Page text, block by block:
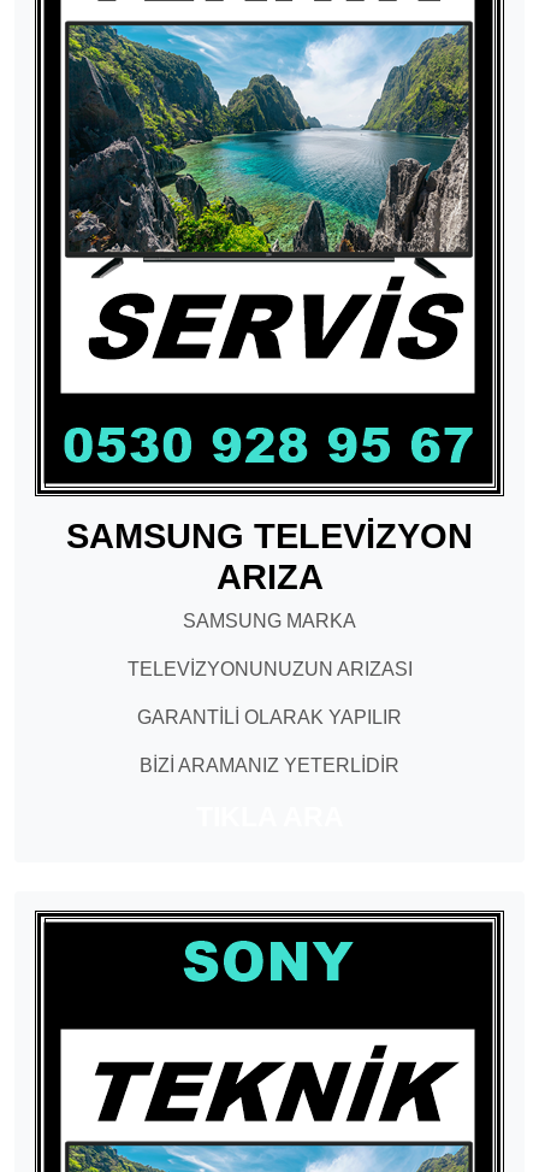
SAMSUNG TELEVİZYON
ARIZA
SAMSUNG MARKA
TELEVİZYONUNUZUN ARIZASI
GARANTİLİ OLARAK YAPILIR
BİZİ ARAMANIZ YETERLİDİR